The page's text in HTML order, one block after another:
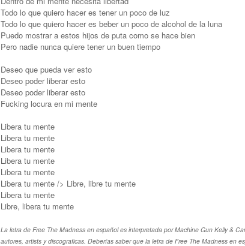
Todo lo que quiero hacer es tener un poco de luz
Todo lo que quiero hacer es beber un poco de alcohol de la luna
Puedo mostrar a estos hijos de puta como se hace bien
Pero nadie nunca quiere tener un buen tiempo
Deseo que pueda ver esto
Deseo poder liberar esto
Deseo poder liberar esto
Fucking locura en mi mente
Libera tu mente
Libera tu mente
Libera tu mente
Libera tu mente
Libera tu mente
Libera tu mente /> Libre, libre tu mente
Libera tu mente
Libre, libera tu mente
La letra de Free The Madness en español es interpretada por Machine Gun Kelly &
autores, artists y discograficas. Deberías saber que la letra de Free The Madness en